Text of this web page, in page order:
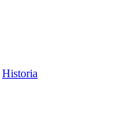
Historia